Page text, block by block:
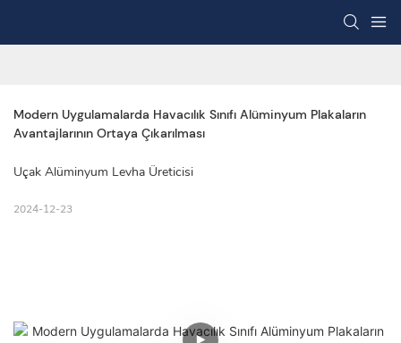
Modern Uygulamalarda Havacılık Sınıfı Alüminyum Plakaların
Avantajlarının Ortaya Çıkarılması
Uçak Alüminyum Levha Üreticisi
2024-12-23